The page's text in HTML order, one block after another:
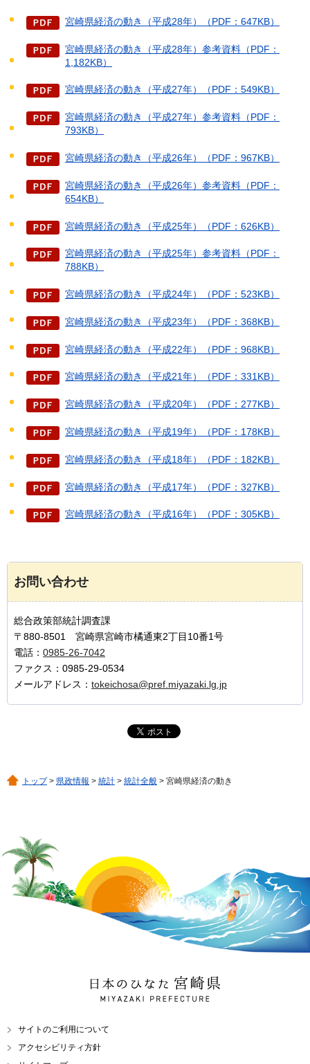
宮崎県経済の動き（平成28年）（PDF：647KB）
宮崎県経済の動き（平成28年）参考資料（PDF：
1,182KB）
宮崎県経済の動き（平成27年）（PDF：549KB）
宮崎県経済の動き（平成27年）参考資料（PDF：
793KB）
宮崎県経済の動き（平成26年）（PDF：967KB）
宮崎県経済の動き（平成26年）参考資料（PDF：
654KB）
宮崎県経済の動き（平成25年）（PDF：626KB）
宮崎県経済の動き（平成25年）参考資料（PDF：
788KB）
宮崎県経済の動き（平成24年）（PDF：523KB）
宮崎県経済の動き（平成23年）（PDF：368KB）
宮崎県経済の動き（平成22年）（PDF：968KB）
宮崎県経済の動き（平成21年）（PDF：331KB）
宮崎県経済の動き（平成20年）（PDF：277KB）
宮崎県経済の動き（平成19年）（PDF：178KB）
宮崎県経済の動き（平成18年）（PDF：182KB）
宮崎県経済の動き（平成17年）（PDF：327KB）
宮崎県経済の動き（平成16年）（PDF：305KB）
お問い合わせ
総合政策部統計調査課
〒880-8501 宮崎県宮崎市橘通東2丁目10番1号
電話： 0985-26-7042
ファクス：0985-29-0534
メールアドレス： tokeichosa@pref.miyazaki.lg.jp
トップ> 県政情報 > 統計 > 統計全般 > 宮崎県経済の動き
日本のひなた 宮崎県
MIYAZAKI PREFECTURE
サイトのご利用について
アクセシビリティ方針